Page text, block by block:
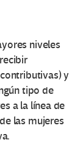
niveles
y
tipo de
a la línea de
las mujeres